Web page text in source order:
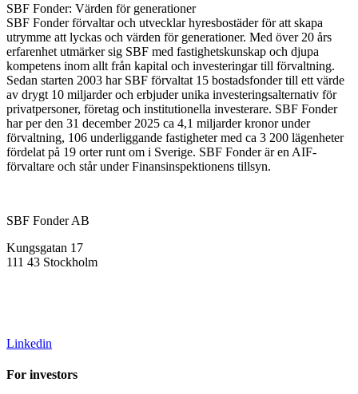
SBF Fonder: Värden för generationer
SBF Fonder förvaltar och utvecklar hyresbostäder för att skapa
utrymme att lyckas och värden för generationer. Med över 20 års
erfarenhet utmärker sig SBF med fastighetskunskap och djupa
kompetens inom allt från kapital och investeringar till förvaltning.
Sedan starten 2003 har SBF förvaltat 15 bostadsfonder till ett värde
av drygt 10 miljarder och erbjuder unika investeringsalternativ för
privatpersoner, företag och institutionella investerare. SBF Fonder
har per den 31 december 2025 ca 4,1 miljarder kronor under
förvaltning, 106 underliggande fastigheter med ca 3 200 lägenheter
fördelat på 19 orter runt om i Sverige. SBF Fonder är en AIF-
förvaltare och står under Finansinspektionens tillsyn.
SBF Fonder AB
Kungsgatan 17
111 43 Stockholm
Linkedin
For investors